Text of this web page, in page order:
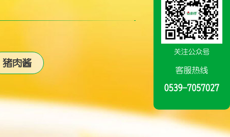
猪肉酱
关注公众号
客服热线
0539-7057027